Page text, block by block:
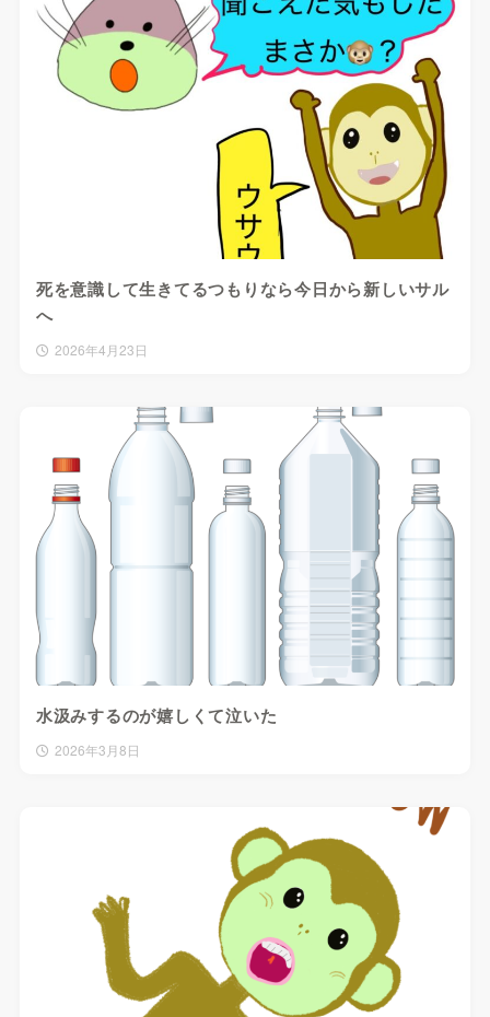
死を意識して生きてるつもりなら今日から新しいサル
へ
2026年4月23日
水汲みするのが嬉しくて泣いた
2026年3月8日